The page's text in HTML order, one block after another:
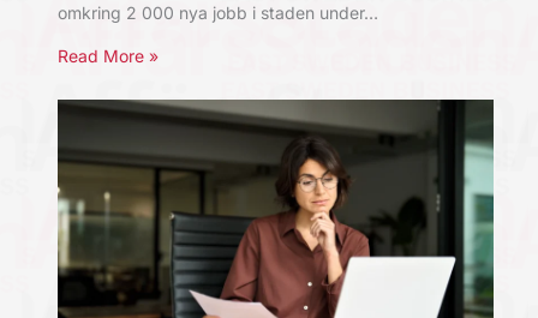
omkring 2 000 nya jobb i staden under…
Read More »